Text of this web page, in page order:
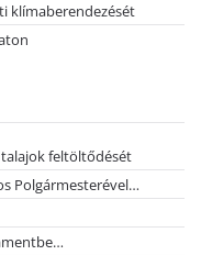
klímaberendezését
talajok feltöltődését
Polgármesterével…